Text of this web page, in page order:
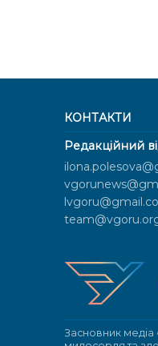
КОНТАКТИ
Редакційний
Засновник медіа